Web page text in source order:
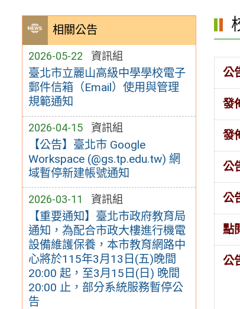
相關公告
2026-05-22 資訊組
臺北市立麗山高級中學學校電子
郵件信箱（Email）使用與管理
規範通知
2026-04-15 資訊組
【公告】臺北市 Google
Workspace (@gs.tp.edu.tw) 網
域暫停新建帳號通知
2026-03-11 資訊組
【重要通知】臺北市政府教育局
通知，為配合市政大樓進行機電
設備維護保養，本市教育網路中
心將於115年3月13日(五)晚間
20:00 起，至3月15日(日) 晚間
20:00 止，部分系統服務暫停公
告
公
發
發
公
公
點
公